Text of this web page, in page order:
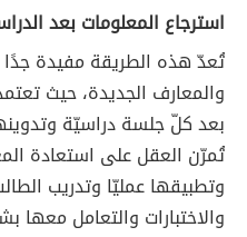
استرجاع المعلومات بعد
تُعدّ هذه الطريقة مفيدة
والمعارف الجديدة، حيث
بعد كلّ جلسة دراسيّة
تُمرّن العقل على استعادة
وتطبيقها عمليّا وتدريب
والاختبارات والتعامل معها